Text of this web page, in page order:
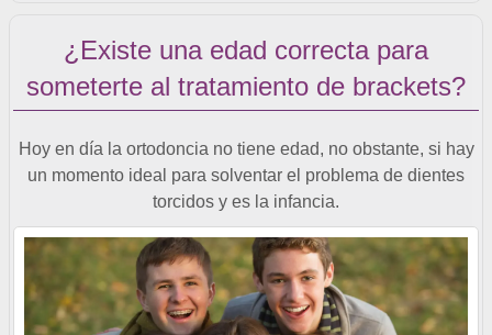
¿Existe una edad correcta para
someterte al tratamiento de brackets?
Hoy en día la ortodoncia no tiene edad, no obstante, si hay
un momento ideal para solventar el problema de dientes
torcidos y es la infancia.